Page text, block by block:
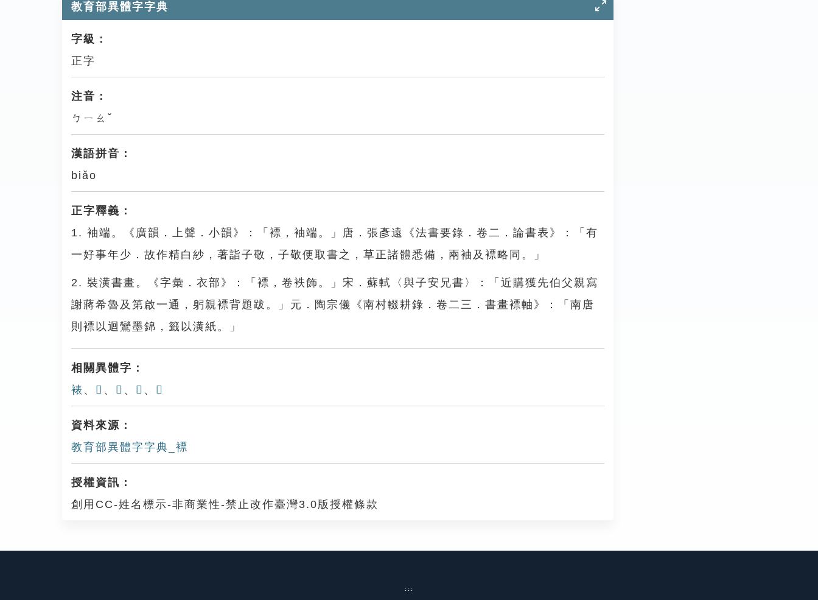
教育部異體字字典
字級：
正字
注音：
ㄅㄧㄠˇ
漢語拼音：
biǎo
正字釋義：
1. 袖端。《廣韻．上聲．小韻》：「褾，袖端。」唐．張彥遠《法書要錄．卷二．論書表》：「有
一好事年少．故作精白紗，著詣子敬，子敬便取書之，草正諸體悉備，兩袖及褾略同。」
2. 裝潢書畫。《字彙．衣部》：「褾，卷袟飾。」宋．蘇軾〈與子安兄書〉：「近購獲先伯父親寫
謝蔣希魯及第啟一通，躬親褾背題跋。」元．陶宗儀《南村輟耕錄．卷二三．書畫褾軸》：「南唐
則褾以迴鸞墨錦，籤以潢紙。」
相關異體字：
裱 、 𧘡 、 𧟈 、 𧝼 、 𢅚
資料來源：
教育部異體字字典_褾
授權資訊：
創用CC-姓名標示-非商業性-禁止改作臺灣3.0版授權條款
:::